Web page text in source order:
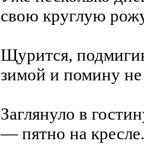
свою круглую
Щурится,
зимой и помину
Заглянуло в
— пятно на кресле.